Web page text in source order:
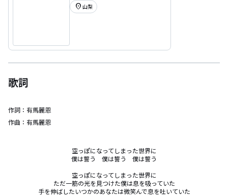
location_on 山梨
歌詞
作詞： 有馬麗恩
作曲： 有馬麗恩
空っぽになってしまった世界に
僕は誓う　僕は誓う　僕は誓う
空っぽになってしまった世界に
ただ一筋の光を見つけた僕は息を吸っていた
手を伸ばしたいつかのあなたは微笑んで息を吐いていた